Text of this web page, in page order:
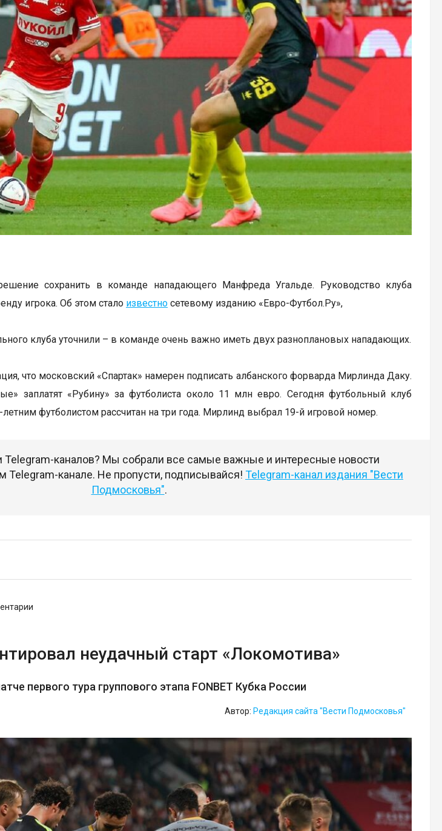
сохранить в команде нападающего Манфреда Угальде. Руководство клуба
игрока. Об этом стало известно сетевому изданию «Евро-Футбол.Ру»,
клуба уточнили – в команде очень важно иметь двух разноплановых нападающих.
что московский «Спартак» намерен подписать албанского форварда Мирлинда Даку.
заплатят «Рубину» за футболиста около 11 млн евро. Сегодня футбольный клуб
футболистом рассчитан на три года. Мирлинд выбрал 19-й игровой номер.
Telegram-каналов? Мы собрали все самые важные и интересные новости
Telegram-канале. Не пропусти, подписывайся! Telegram-канал издания "Вести
Подмосковья".
неудачный старт «Локомотива»
первого тура группового этапа FONBET Кубка России
Автор: Редакция сайта "Вести Подмосковья"